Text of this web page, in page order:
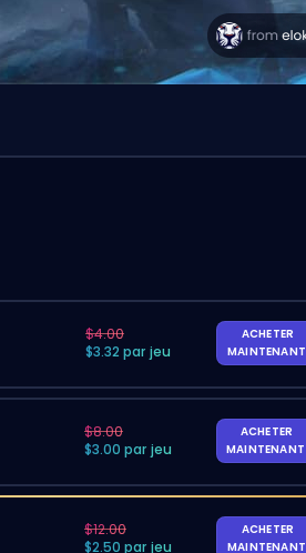
$4.00
$3.32 par jeu
ACHETER
MAINTENANT
$8.00
$3.00 par jeu
ACHETER
MAINTENANT
$12.00
$2.50 par jeu
ACHETER
MAINTENANT